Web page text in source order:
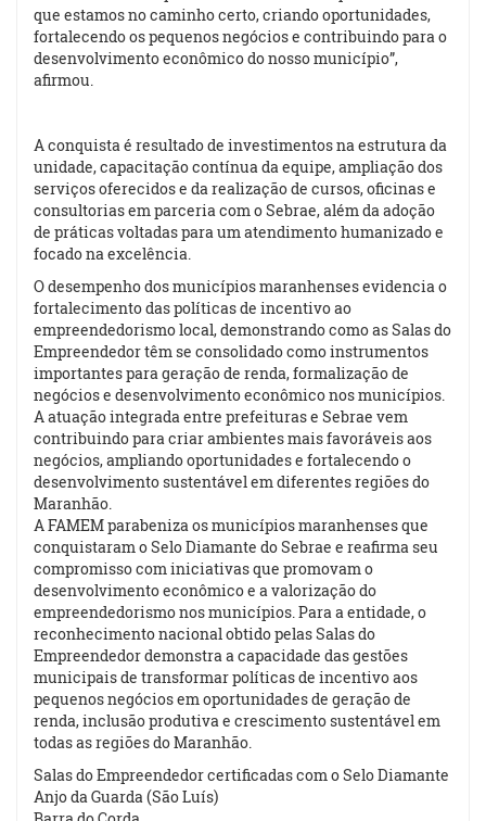
que estamos no caminho certo, criando oportunidades,
fortalecendo os pequenos negócios e contribuindo para o
desenvolvimento econômico do nosso município”,
afirmou.
A conquista é resultado de investimentos na estrutura da
unidade, capacitação contínua da equipe, ampliação dos
serviços oferecidos e da realização de cursos, oficinas e
consultorias em parceria com o Sebrae, além da adoção
de práticas voltadas para um atendimento humanizado e
focado na excelência.
O desempenho dos municípios maranhenses evidencia o
fortalecimento das políticas de incentivo ao
empreendedorismo local, demonstrando como as Salas do
Empreendedor têm se consolidado como instrumentos
importantes para geração de renda, formalização de
negócios e desenvolvimento econômico nos municípios.
A atuação integrada entre prefeituras e Sebrae vem
contribuindo para criar ambientes mais favoráveis aos
negócios, ampliando oportunidades e fortalecendo o
desenvolvimento sustentável em diferentes regiões do
Maranhão.
A FAMEM parabeniza os municípios maranhenses que
conquistaram o Selo Diamante do Sebrae e reafirma seu
compromisso com iniciativas que promovam o
desenvolvimento econômico e a valorização do
empreendedorismo nos municípios. Para a entidade, o
reconhecimento nacional obtido pelas Salas do
Empreendedor demonstra a capacidade das gestões
municipais de transformar políticas de incentivo aos
pequenos negócios em oportunidades de geração de
renda, inclusão produtiva e crescimento sustentável em
todas as regiões do Maranhão.
Salas do Empreendedor certificadas com o Selo Diamante
Anjo da Guarda (São Luís)